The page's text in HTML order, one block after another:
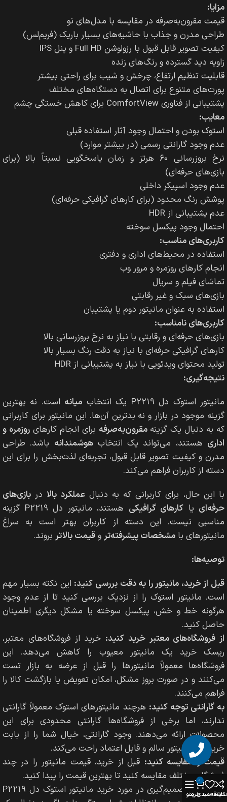
مزایا:
قیمت مقرون‌به‌صرفه در مقایسه با مدل‌های نو
طراحی مدرن و جذاب با حاشیه‌های بسیار باریک (فریم‌لس)
کیفیت تصویر قابل قبول با رزولوشن Full HD و پنل IPS
زاویه دید گسترده و رنگ‌های زنده
قابلیت تنظیم ارتفاع، چرخش و شیب برای راحتی بیشتر
پورت‌های متنوع برای اتصال به دستگاه‌های مختلف
پشتیبانی از فناوری ComfortView برای کاهش خستگی چشم
معایب:
استوک بودن و احتمال وجود آثار استفاده قبلی
عدم وجود گارانتی رسمی (در بیشتر موارد)
نرخ بروزرسانی ۶۰ هرتز و زمان پاسخگویی نسبتاً بالا (برای
بازی‌های حرفه‌ای)
عدم وجود اسپیکر داخلی
پوشش رنگ محدود (برای کارهای گرافیکی حرفه‌ای)
عدم پشتیبانی از HDR
احتمال وجود پیکسل سوخته
کاربری‌های مناسب:
استفاده در محیط‌های اداری و دفتری
انجام کارهای روزمره و مرور وب
تماشای فیلم و سریال
بازی‌های سبک و غیر رقابتی
استفاده به عنوان مانیتور دوم یا پشتیبان
کاربری‌های نامناسب:
بازی‌های حرفه‌ای و رقابتی با نیاز به نرخ بروزرسانی بالا
کارهای گرافیکی حرفه‌ای با نیاز به دقت رنگ بسیار بالا
تولید محتوای ویدئویی با نیاز به پشتیبانی از HDR
نتیجه‌گیری:
مانیتور استوک دل P2219 یک انتخاب
میانه است. نه بهترین
گزینه موجود در بازار و نه بدترین آن‌ها. این مانیتور برای کاربرانی
که به دنبال یک گزینهمقرون‌به‌صرفه برای انجام کارهایروزمره و
اداری هستند، می‌تواند یک انتخابهوشمندانه باشد. طراحی
مدرن و کیفیت تصویر قابل قبول، تجربه‌ای لذت‌بخش را برای این
دسته از کاربران فراهم می‌کند.
با این حال، برای کاربرانی که به دنبالعملکرد بالا در بازی‌های
حرفه‌ای یا کارهای گرافیکی
هستند، مانیتور دل P2219 گزینه
مناسبی نیست. این دسته از کاربران بهتر است به سراغ
مانیتورهای با مشخصات پیشرفته‌تروقیمت بالاتر بروند.
توصیه‌ها:
قبل از خرید، مانیتور را به دقت بررسی کنید: این نکته بسیار مهم
است. مانیتور استوک را از نزدیک بررسی کنید تا از عدم وجود
هرگونه خط و خش، پیکسل سوخته یا مشکل دیگری اطمینان
حاصل کنید.
از فروشگاه‌های معتبر خرید کنید: خرید از فروشگاه‌های معتبر،
ریسک خرید یک مانیتور معیوب را کاهش می‌دهد. این
فروشگاه‌ها معمولاً مانیتورها را قبل از عرضه به بازار تست
می‌کنند و در صورت بروز مشکل، امکان تعویض یا بازگشت کالا را
فراهم می‌کنند.
به گارانتی توجه کنید: هرچند مانیتورهای استوک معمولاً گارانتی
ندارند، اما برخی از فروشگاه‌ها گارانتی محدودی برای این
محصولات ارائه می‌دهند. وجود گارانتی، خیال شما را از بابت
خرید یک مانیتور سالم و قابل اعتماد راحت می‌کند.
قیمت را مقایسه کنید: قبل از خرید، قیمت مانیتور را در چند
فروشگاه مختلف مقایسه کنید تا بهترین قیمت را پیدا کنید.
در نهایت،
تصمیم‌گیری در مورد خرید مانیتور استوک دل P2219
علاقه مندی
0
سبد خرید
منو